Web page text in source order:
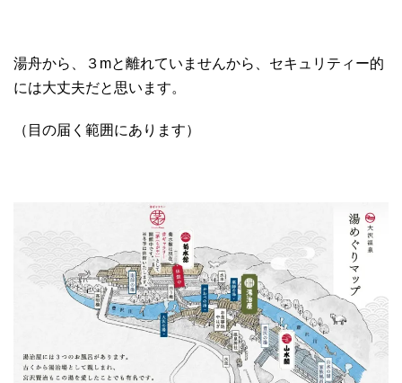
湯舟から、３mと離れていませんから、セキュリティー的
には大丈夫だと思います。
（目の届く範囲にあります）